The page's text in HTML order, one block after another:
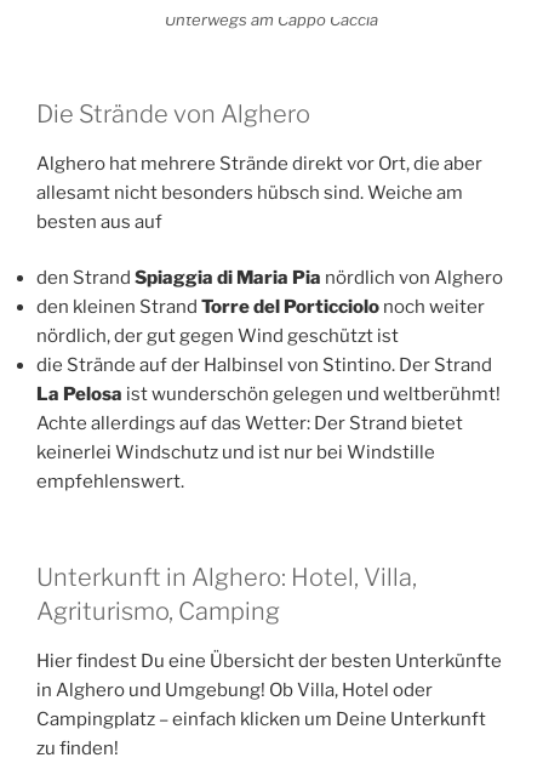
Unterwegs am Cappo Caccia
Die Strände von Alghero
Alghero hat mehrere Strände direkt vor Ort, die aber
allesamt nicht besonders hübsch sind. Weiche am
besten aus auf
den Strand Spiaggia di Maria Pia nördlich von Alghero
den kleinen Strand Torre del Porticciolo noch weiter
nördlich, der gut gegen Wind geschützt ist
die Strände auf der Halbinsel von Stintino. Der Strand
La Pelosa ist wunderschön gelegen und weltberühmt!
Achte allerdings auf das Wetter: Der Strand bietet
keinerlei Windschutz und ist nur bei Windstille
empfehlenswert.
Unterkunft in Alghero: Hotel, Villa,
Agriturismo, Camping
Hier findest Du eine Übersicht der besten Unterkünfte
in Alghero und Umgebung! Ob Villa, Hotel oder
Campingplatz – einfach klicken um Deine Unterkunft
zu finden!